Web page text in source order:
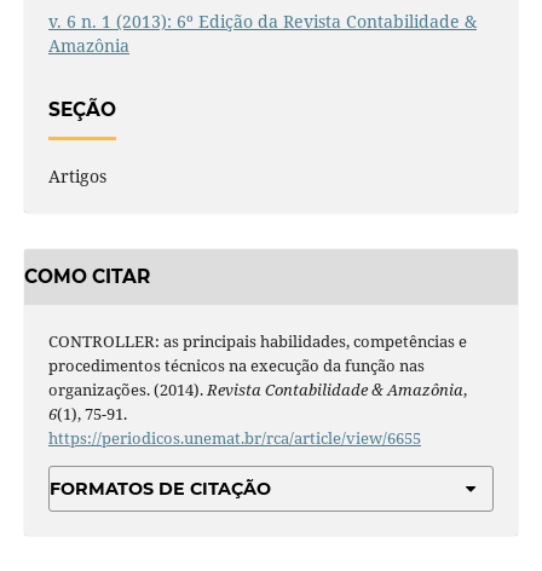
v. 6 n. 1 (2013): 6º Edição da Revista Contabilidade &
Amazônia
SEÇÃO
Artigos
COMO CITAR
CONTROLLER: as principais habilidades, competências e
procedimentos técnicos na execução da função nas
organizações. (2014).Revista Contabilidade & Amazônia,
6(1), 75-91.
https://periodicos.unemat.br/rca/article/view/6655
FORMATOS DE CITAÇÃO